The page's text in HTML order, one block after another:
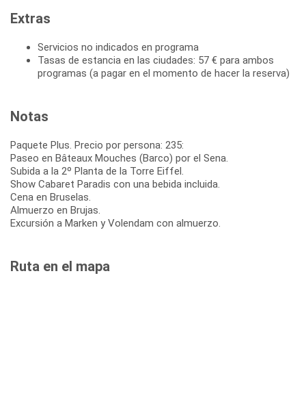
Extras
Servicios no indicados en programa
Tasas de estancia en las ciudades: 57 € para ambos
programas (a pagar en el momento de hacer la reserva)
Notas
Paquete Plus. Precio por persona: 235:
Paseo en Bâteaux Mouches (Barco) por el Sena.
Subida a la 2º Planta de la Torre Eiffel.
Show Cabaret Paradis con una bebida incluida.
Cena en Bruselas.
Almuerzo en Brujas.
Excursión a Marken y Volendam con almuerzo.
Ruta en el mapa